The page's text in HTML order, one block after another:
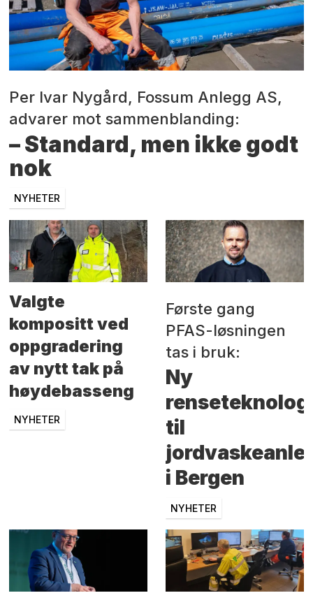
Per Ivar Nygård, Fossum Anlegg AS,
advarer mot sammenblanding:
– Standard, men ikke godt
nok
NYHETER
Valgte
kompositt ved
oppgradering
av nytt tak på
høydebasseng
NYHETER
Første gang
PFAS-løsningen
tas i bruk:
Ny
til
i Bergen
NYHETER